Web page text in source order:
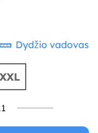
Dydžio vadovas
XXL